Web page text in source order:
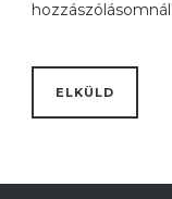
hozzászólásomnál